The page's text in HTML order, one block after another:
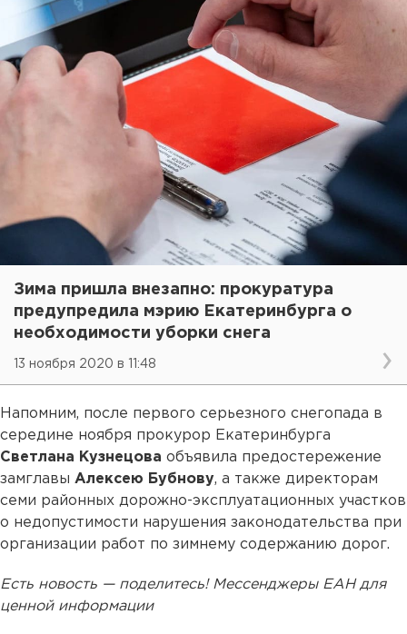
Зима пришла внезапно: прокуратура
предупредила мэрию Екатеринбурга о
необходимости уборки снега
13 ноября 2020 в 11:48
Напомним, после первого серьезного снегопада в
середине ноября прокурор Екатеринбурга
Светлана Кузнецова объявила предостережение
замглавы Алексею Бубнову, а также директорам
семи районных дорожно-эксплуатационных участков
о недопустимости нарушения законодательства при
организации работ по зимнему содержанию дорог.
Есть новость — поделитесь! Мессенджеры ЕАН для
ценной информации